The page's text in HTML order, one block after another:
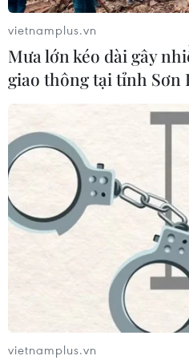
Tổng thống Mỹ: Các bên
tiến hướng tới chấm dứt
03/08/2026 06:24
Tổng thống Trump thông
điểm Mỹ nối lại đàm phán
03/08/2026 00:50
Iran và Oman sắp đạt thỏa
tuyến hàng hải mới tại eo
Hormuz
vietnamplus.vn
Mưa lớn kéo dài gây
giao thông tại tỉnh Sơn
vietnamplus.vn